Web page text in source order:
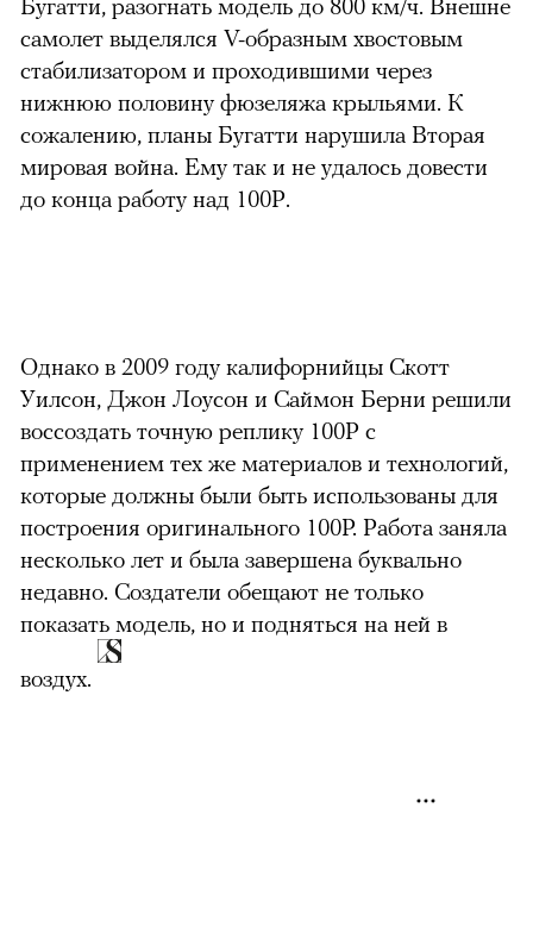
00:00 / 00:00
самолет выделялся V-образным хвостовым
стабилизатором и проходившими через
нижнюю половину фюзеляжа крыльями. К
сожалению, планы Бугатти нарушила Вторая
мировая война. Ему так и не удалось довести
до конца работу над 100Р.
Однако в 2009 году калифорнийцы Скотт
Уилсон, Джон Лоусон и Саймон Берни решили
воссоздать точную реплику 100Р с
применением тех же материалов и технологий,
которые должны были быть использованы для
построения оригинального 100P. Работа заняла
несколько лет и была завершена буквально
недавно. Создатели обещают не только
показать модель, но и подняться на ней в
воздух.